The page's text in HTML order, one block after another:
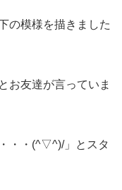
の模様を描きました
お友達が言っていま
・・(^▽^)/」とスタ